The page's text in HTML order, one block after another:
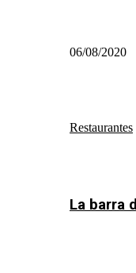
06/08/2020
Restaurantes
La barra